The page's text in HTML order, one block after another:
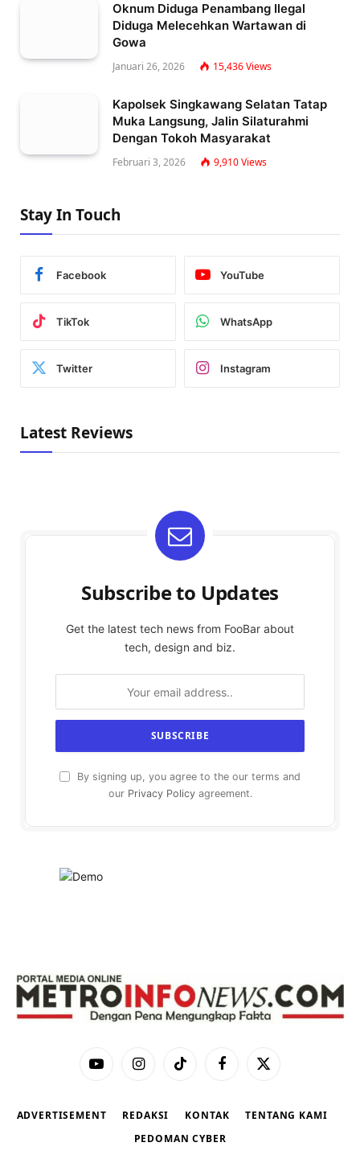
Oknum Diduga Penambang Ilegal
Diduga Melecehkan Wartawan di
Gowa
Januari 26, 2026 15,436Views
Kapolsek Singkawang Selatan Tatap
Muka Langsung, Jalin Silaturahmi
Dengan Tokoh Masyarakat
Februari 3, 2026 9,910Views
Stay In Touch
Facebook YouTube
TikTok WhatsApp
Twitter Instagram
Latest Reviews
Subscribe to Updates
Get the latest tech news from FooBar about
tech, design and biz.
By signing up, you agree to the our terms and
our Privacy Policyagreement.
YouTubeInstagramTikTok Facebook
X
ADVERTISEMENT REDAKSI KONTAK
TENTANG KAMI
PEDOMAN CYBER